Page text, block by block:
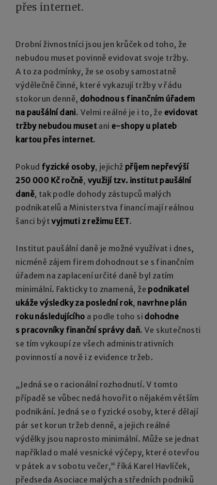
přes internet.
Drobní živnostníci jsou jen krůček od toho, že
nebudou muset povinně evidovat svoje tržby.
A to za podmínky, že se osoby samostatně
výdělečně činné, které vykazují tržby v řádu
stokorun denně, dohodnou s finančním úřadem
na paušální dani. Velmi reálné je i to, že evidovat
tržby nebudou muset ani e-shopy u plateb
kartou přes internet.
Pokud fyzické osoby, jejichž příjem nepřevýší
250 000 Kč ročně, využijí tzv. institut paušální
daně, tak podle dohody zástupců malých
podnikatelů a Ministerstva financí mají reálnou
šanci býtvyjmuti z režimu EET.
Institut paušální daně je možné využívat i dnes,
nicméně zájem firem dohodnout se s finančním
úřadem na zaplacení určité daně byl zatím
minimální. Fakticky to znamená, že podnikatel
ukáže výsledky za poslední rok, navrhne plán
roku následujícího a podle toho si dohodne
s pracovníky finanční správy daň. Ve skutečnosti
se tím vykoupí ze všech administrativních
povinností a nově i z evidence tržeb.
„Jedná se o racionální rozhodnutí. V tomto
případě se vůbec nedá hovořit o nějakém větším
podnikání. Jedná se o fyzické osoby, které dělají
pár set korun tržeb denně, a jejich reálné
výdělky jsou naprosto minimální. Může se jednat
například o malé vesnické výčepy, které otevřou
v pátek a v sobotu večer,“ říká Karel Havlíček,
předseda Asociace malých a středních podniků